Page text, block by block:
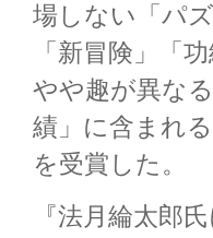
場しない「パ
「新冒険」「
やや趣が異な
績」に含まれ
を受賞した。
『法月綸太郎